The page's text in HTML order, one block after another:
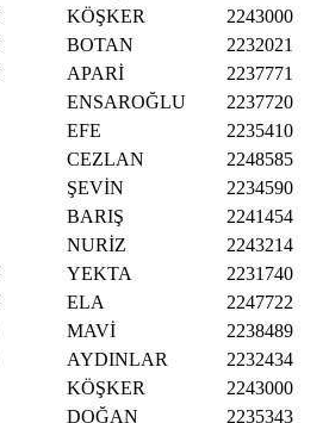
KÖŞKER
2243000
BOTAN
2232021
APARİ
2237771
ENSAROĞLU
2237720
EFE
2235410
CEZLAN
2248585
ŞEVİN
2234590
BARIŞ
2241454
NURİZ
2243214
YEKTA
2231740
ELA
2247722
MAVİ
2238489
AYDINLAR
2232434
KÖŞKER
2243000
DOĞAN
2235343